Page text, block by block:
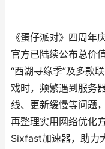
《蛋仔派对》四周年
官方已陆续公布总价
“西湖寻缘季”及多款
戏时，频繁遇到服务
线、更新缓慢等问题
再整理实用网络优化
Sixfast加速器，助力